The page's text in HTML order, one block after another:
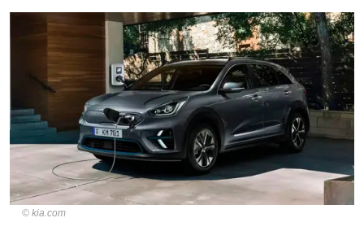
kia.com